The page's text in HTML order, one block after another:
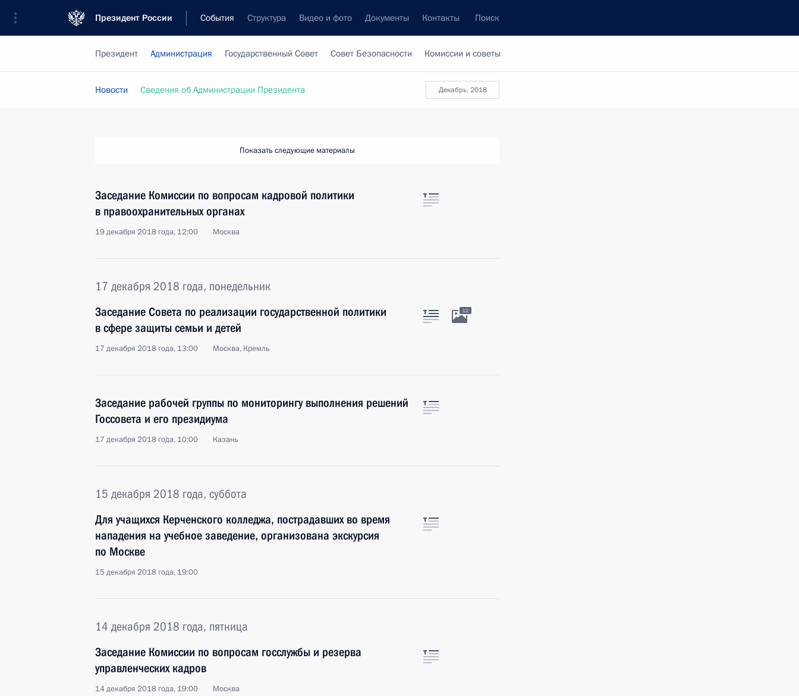
Президент России События Структура Видео и фото Документы Контакты Поиск
Президент Администрация Государственный Совет Совет Безопасности Комиссии и советы
декабрь, 2018
Новости Сведения об Администрации Президента
Показать следующие материалы
Заседание Комиссии по вопросам кадровой политики
в правоохранительных органах
19 декабря 2018 года, 12:00 Москва
17 декабря 2018 года, понедельник
Заседание Совета по реализации государственной политики
в сфере защиты семьи и детей
17 декабря 2018 года, 13:00 Москва, Кремль
12
Заседание рабочей группы по мониторингу выполнения решений
Госсовета и его президиума
17 декабря 2018 года, 10:00 Казань
15 декабря 2018 года, суббота
Для учащихся Керченского колледжа, пострадавших во время
нападения на учебное заведение, организована экскурсия
по Москве
15 декабря 2018 года, 19:00
14 декабря 2018 года, пятница
Заседание Комиссии по вопросам госслужбы и резерва
управленческих кадров
14 декабря 2018 года, 19:00 Москва